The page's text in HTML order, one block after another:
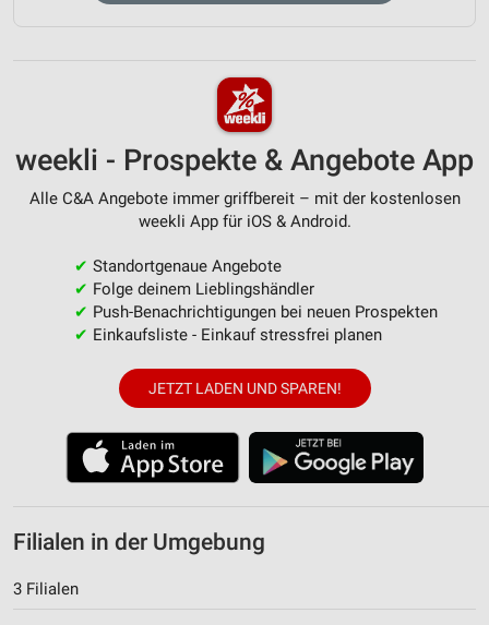
weekli - Prospekte & Angebote App
Alle C&A Angebote immer griffbereit – mit der kostenlosen
weekli App für iOS & Android.
✔ Standortgenaue Angebote
✔ Folge deinem Lieblingshändler
✔ Push-Benachrichtigungen bei neuen Prospekten
✔ Einkaufsliste - Einkauf stressfrei planen
JETZT LADEN UND SPAREN!
Filialen in der Umgebung
3 Filialen